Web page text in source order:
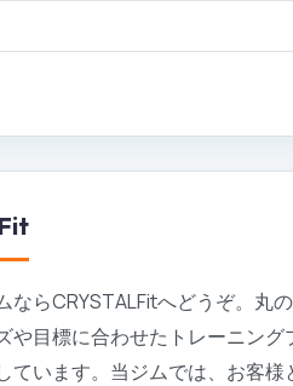
ならCRYSTALFitへどうぞ。丸
や目標に合わせたトレーニン
ています。当ジムでは、お客